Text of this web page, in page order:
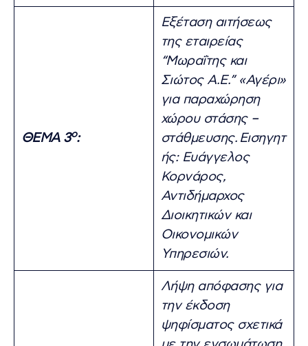
ΘΕΜΑ 3ο:
Εξέταση αιτήσεως
της εταιρείας
“Μωραΐτης και
Σιώτος Α.Ε.” «Αγέρι»
για παραχώρηση
χώρου στάσης –
στάθμευσης. Εισηγητ
ής: Ευάγγελος
Κορνάρος,
Αντιδήμαρχος
Διοικητικών και
Οικονομικών
Υπηρεσιών.
Λήψη απόφασης για
την έκδοση
ψηφίσματος σχετικά